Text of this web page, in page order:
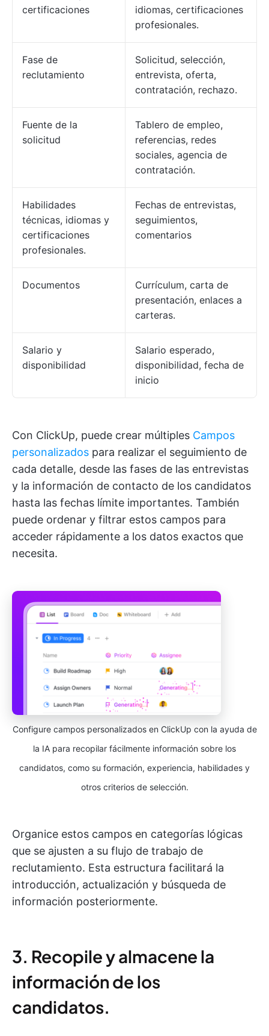
certificaciones
idiomas, certificaciones
profesionales.
Fase de
reclutamiento
Solicitud, selección,
entrevista, oferta,
contratación, rechazo.
Fuente de la
solicitud
Tablero de empleo,
referencias, redes
sociales, agencia de
contratación.
Habilidades
técnicas, idiomas y
certificaciones
profesionales.
Fechas de entrevistas,
seguimientos,
comentarios
Documentos
Currículum, carta de
presentación, enlaces a
carteras.
Salario y
disponibilidad
Salario esperado,
disponibilidad, fecha de
inicio
Con ClickUp, puede crear múltiples Campos
personalizados para realizar el seguimiento de
cada detalle, desde las fases de las entrevistas
y la información de contacto de los candidatos
hasta las fechas límite importantes. También
puede ordenar y filtrar estos campos para
acceder rápidamente a los datos exactos que
necesita.
Configure campos personalizados en ClickUp con la ayuda de
la IA para recopilar fácilmente información sobre los
candidatos, como su formación, experiencia, habilidades y
otros criterios de selección.
Organice estos campos en categorías lógicas
que se ajusten a su flujo de trabajo de
reclutamiento. Esta estructura facilitará la
introducción, actualización y búsqueda de
información posteriormente.
3. Recopile y almacene la
información de los
candidatos.